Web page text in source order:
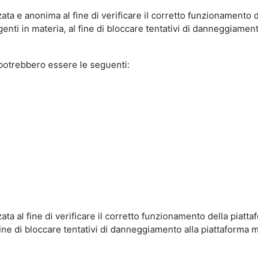
e anonima al fine di verificare il corretto
in materia, al fine di bloccare tentativi di
essere le seguenti:
al fine di verificare il corretto funzionamento della
di bloccare tentativi di danneggiamento alla piattaforma